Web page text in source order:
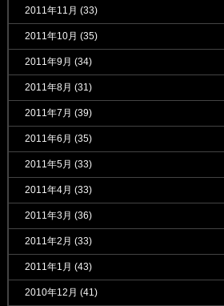
2011年11月 (33)
2011年10月 (35)
2011年9月 (34)
2011年8月 (31)
2011年7月 (39)
2011年6月 (35)
2011年5月 (33)
2011年4月 (33)
2011年3月 (36)
2011年2月 (33)
2011年1月 (43)
2010年12月 (41)